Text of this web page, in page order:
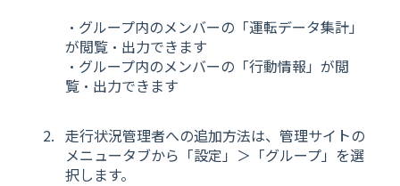
・グループ内のメンバーの「運転データ集計」
が閲覧・出力できます
・グループ内のメンバーの「行動情報」が閲
覧・出力できます
走行状況管理者への追加方法は、 管理サイトの
メニュータブから「設定」＞「グループ」を選
択します。